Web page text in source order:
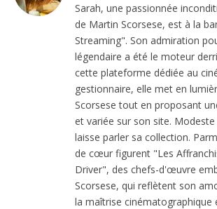
Sarah, une passionnée
de Martin Scorsese, est à la
Streaming". Son admiration
légendaire a été le moteur
cette plateforme dédiée au
gestionnaire, elle met en
Scorsese tout en proposant
et variée sur son site.
laisse parler sa collection.
de cœur figurent "Les
Driver", des chefs-d'œuvre
Scorsese, qui reflètent son
la maîtrise cinématographique